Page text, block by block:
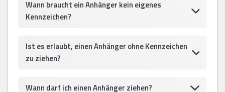
Wann braucht ein Anhänger kein eigenes
Kennzeichen?
Ist es erlaubt, einen Anhänger ohne Kennzeichen
zu ziehen?
Wann darf ich einen Anhänger ziehen?